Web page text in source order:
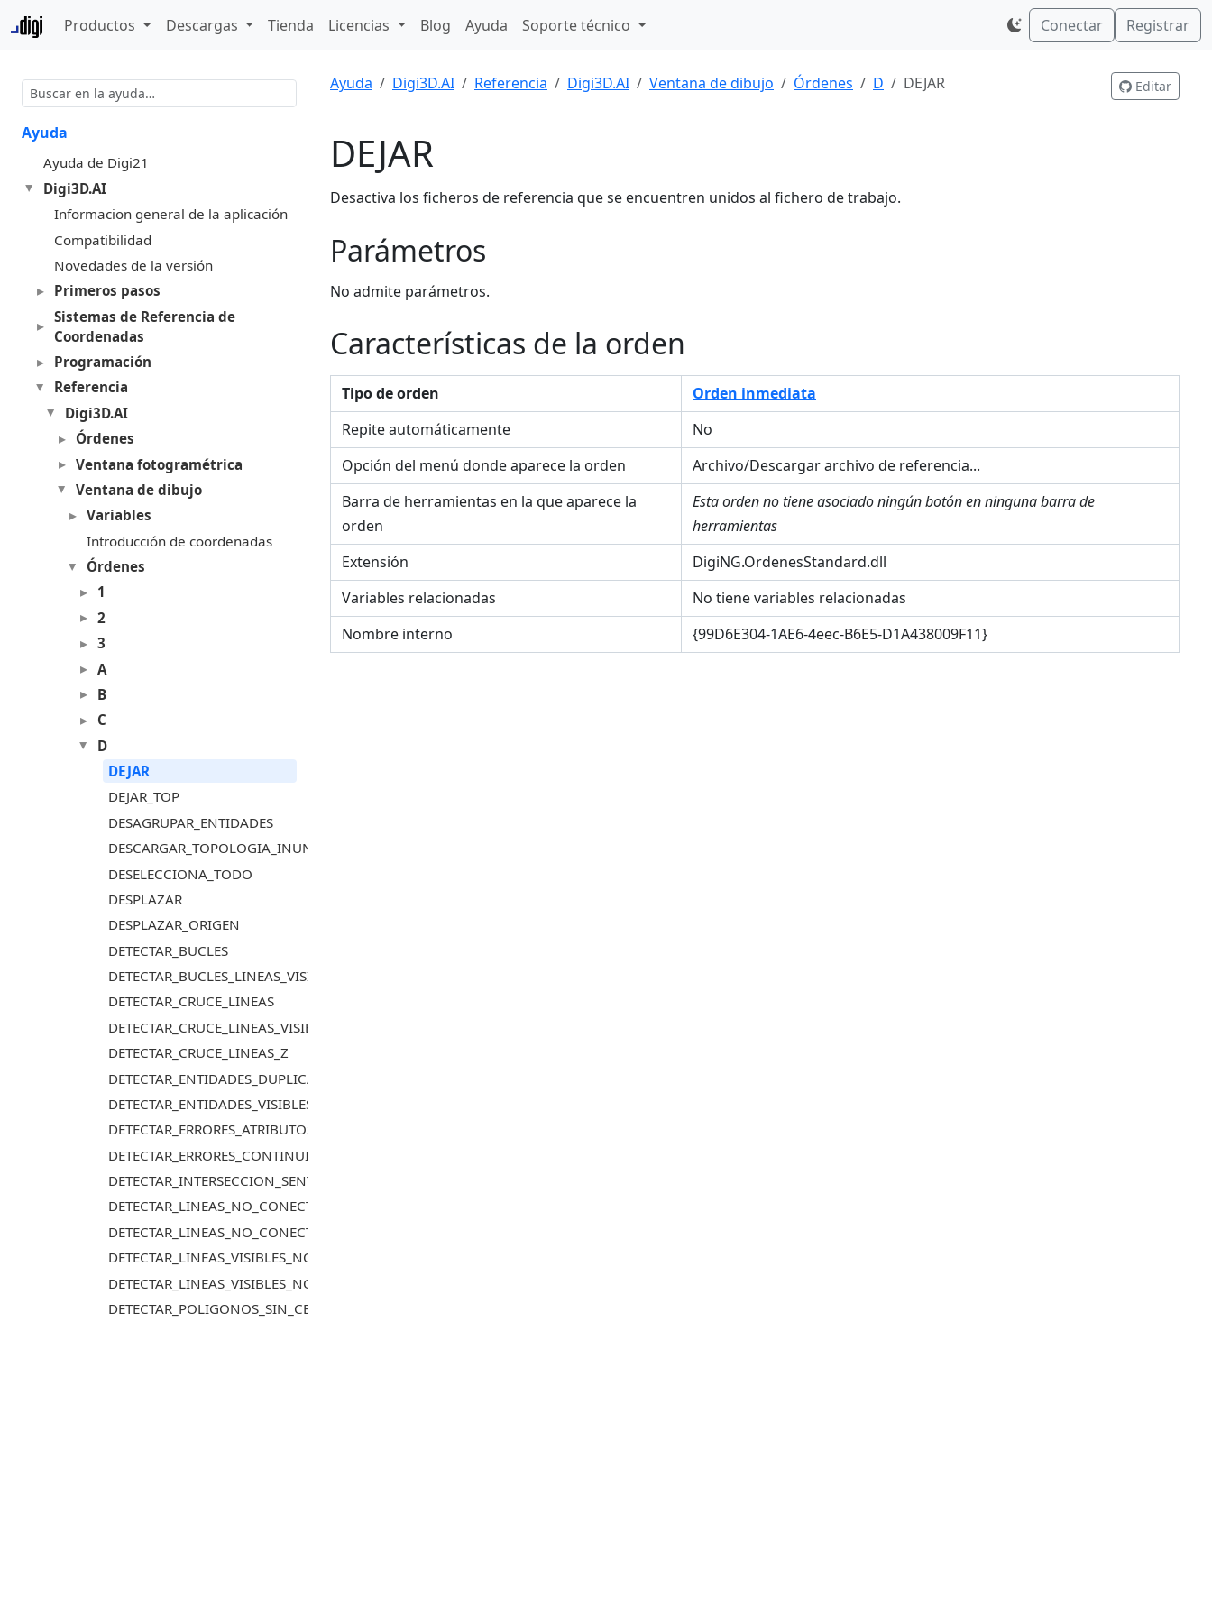
Productos Descargas Tienda Licencias Blog Ayuda Soporte técnico Conectar Registrar
Ayuda
Ayuda de Digi21
Digi3D.AI
Informacion general de la aplicación
Compatibilidad
Novedades de la versión
Primeros pasos
Sistemas de Referencia de
Coordenadas
Programación
Referencia
Digi3D.AI
Órdenes
Ventana fotogramétrica
Ventana de dibujo
Variables
Introducción de coordenadas
Órdenes
1
2
3
A
B
C
D
DEJAR
DEJAR_TOP
DESAGRUPAR_ENTIDADES
DESCARGAR_TOPOLOGIA_INUNDACION
DESELECCIONA_TODO
DESPLAZAR
DESPLAZAR_ORIGEN
DETECTAR_BUCLES
DETECTAR_BUCLES_LINEAS_VISIBLES
DETECTAR_CRUCE_LINEAS
DETECTAR_CRUCE_LINEAS_VISIBLES
DETECTAR_CRUCE_LINEAS_Z
DETECTAR_ENTIDADES_DUPLICADAS
DETECTAR_ENTIDADES_VISIBLES_DUPLICADAS
DETECTAR_ERRORES_ATRIBUTOS_BBDD_CASES
DETECTAR_ERRORES_CONTINUIDAD_LINEAS_CASES
DETECTAR_INTERSECCION_SENTIDO
DETECTAR_LINEAS_NO_CONECTADAS
DETECTAR_LINEAS_NO_CONECTADAS_3D
DETECTAR_LINEAS_VISIBLES_NO_CONECTADAS
DETECTAR_LINEAS_VISIBLES_NO_CONECTADAS_3D
DETECTAR_POLIGONOS_SIN_CENTROIDE_TOPOLOGIAS_CARGADAS
Ayuda Digi3D.AI Referencia Digi3D.AI Ventana de dibujo Órdenes D DEJAR Editar
DEJAR
Desactiva los ficheros de referencia que se encuentren unidos al fichero de trabajo.
Parámetros
No admite parámetros.
Características de la orden
Tipo de orden
Orden inmediata
Repite automáticamente
No
Opción del menú donde aparece la orden
Archivo/Descargar archivo de referencia...
Barra de herramientas en la que aparece la
orden
Esta orden no tiene asociado ningún botón en ninguna barra de
herramientas
Extensión
DigiNG.OrdenesStandard.dll
Variables relacionadas
No tiene variables relacionadas
Nombre interno
{99D6E304-1AE6-4eec-B6E5-D1A438009F11}